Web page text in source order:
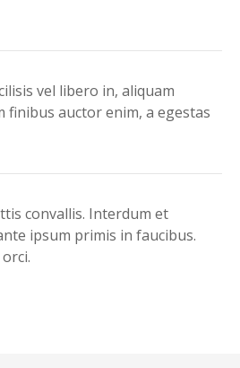
vel libero in, aliquam
finibus auctor enim, a egestas
convallis. Interdum et
ipsum primis in faucibus.